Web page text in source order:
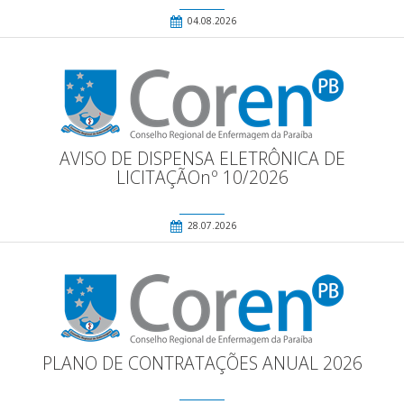
04.08.2026
AVISO DE DISPENSA ELETRÔNICA DE
LICITAÇÃOnº 10/2026
28.07.2026
PLANO DE CONTRATAÇÕES ANUAL 2026